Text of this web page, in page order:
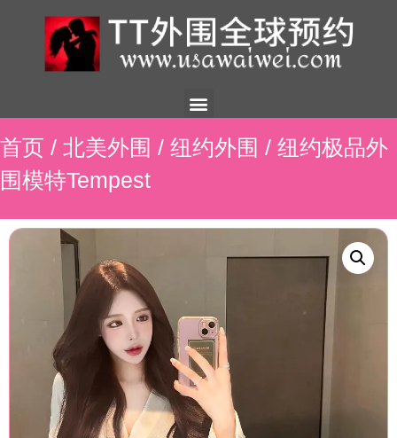
首页 / 北美外围 / 纽约外围 / 纽约极品外
围模特Tempest